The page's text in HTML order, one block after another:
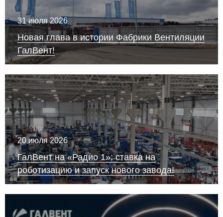
31 июля 2026
Новая глава в истории Фабрики Вентиляции
ГалВент!
20 июля 2026
ГалВент на «Радио 1»: ставка на
роботизацию и запуск нового завода!